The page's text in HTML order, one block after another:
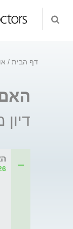
דף הבית
08/